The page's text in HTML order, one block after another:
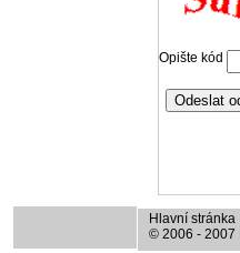
Hlavní stránka
© 2006 - 2007